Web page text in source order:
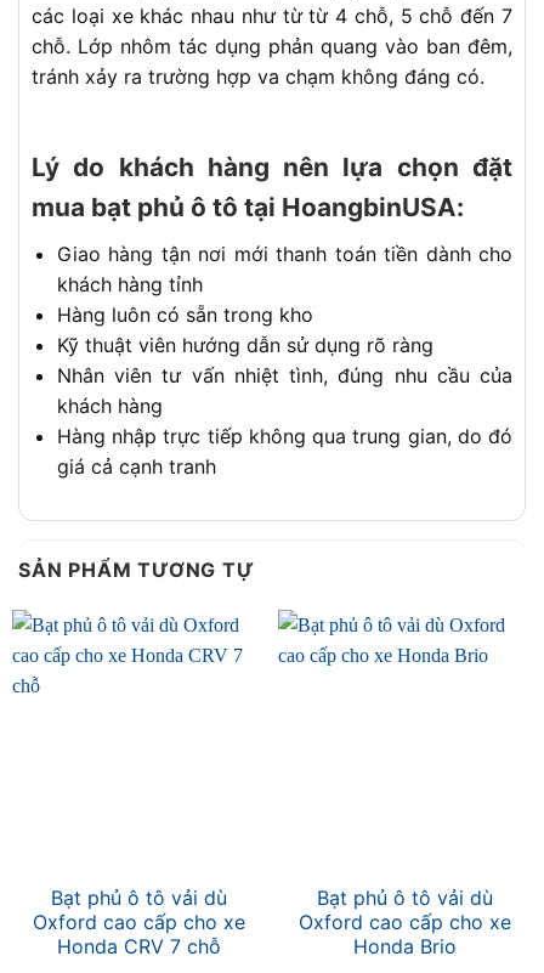
các loại xe khác nhau như từ từ 4 chỗ, 5 chỗ đến 7
chỗ. Lớp nhôm tác dụng phản quang vào ban đêm,
tránh xảy ra trường hợp va chạm không đáng có.
Lý do khách hàng nên lựa chọn đặt
mua bạt phủ ô tô tại HoangbinUSA:
Giao hàng tận nơi mới thanh toán tiền dành cho
khách hàng tỉnh
Hàng luôn có sẵn trong kho
Kỹ thuật viên hướng dẫn sử dụng rõ ràng
Nhân viên tư vấn nhiệt tình, đúng nhu cầu của
khách hàng
Hàng nhập trực tiếp không qua trung gian, do đó
giá cả cạnh tranh
SẢN PHẨM TƯƠNG TỰ
Bạt phủ ô tô vải dù
Oxford cao cấp cho xe
Honda CRV 7 chỗ
Bạt phủ ô tô vải dù
Oxford cao cấp cho xe
Honda Brio